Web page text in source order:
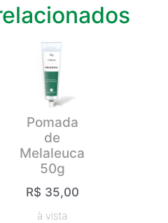
Pomada
de
Melaleuca
50g
R$ 35,00
à vista